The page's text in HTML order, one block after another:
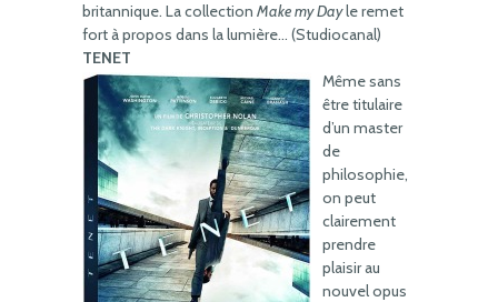
britannique. La collection Make my Dayle remet
fort à propos dans la lumière… (Studiocanal)
TENET
Même sans
être titulaire
d’un master
de
philosophie,
on peut
clairement
prendre
plaisir au
nouvel opus